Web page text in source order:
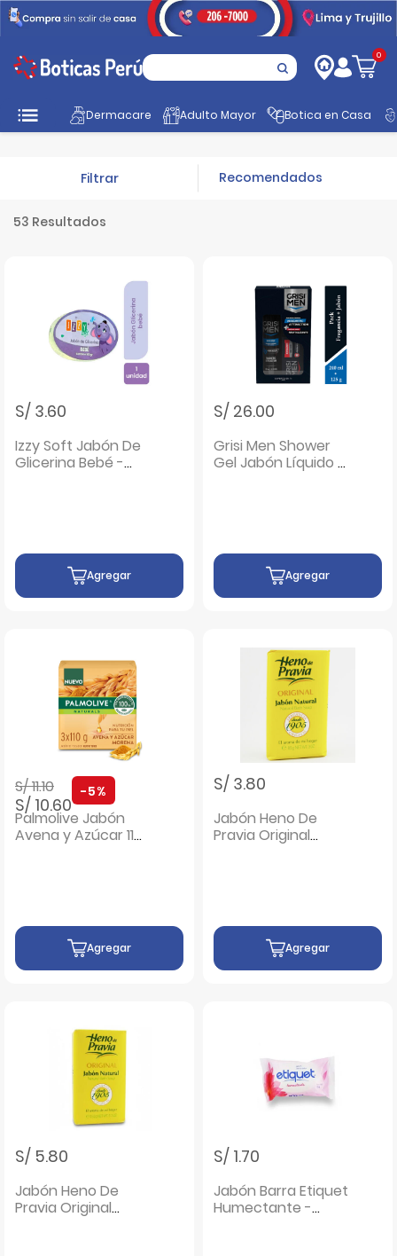
0
Dermacare Adulto Mayor Botica en Casa
Inicio Cuidado Personal Jabones de Tocador Jabón en
53 Resultados
Filtrar
S/ 3.60
Izzy Soft Jabón De
Glicerina Bebé -
Agregar
S/ 26.00
Grisi Men Shower
Gel Jabón Líquido +
Agregar
Precio rebajado de
S/ 11.10a
S/ 10.60
-5%
Palmolive Jabón
Avena y Azúcar 110
Agregar
S/ 3.80
Jabón Heno De
Pravia Original
Agregar
S/ 5.80
Jabón Heno De
Pravia Original
S/ 1.70
Jabón Barra Etiquet
Humectante -